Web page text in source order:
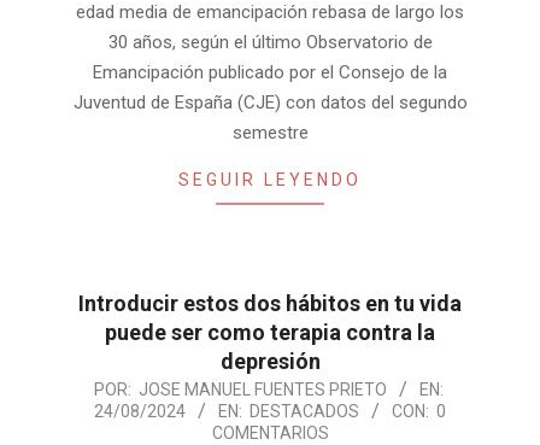
edad media de emancipación rebasa de largo los
30 años, según el último Observatorio de
Emancipación publicado por el Consejo de la
Juventud de España (CJE) con datos del segundo
semestre
SEGUIR LEYENDO
Introducir estos dos hábitos en tu vida
puede ser como terapia contra la
depresión
2024-
08-
POR: JOSE MANUEL FUENTES PRIETO
EN:
24/08/2024
EN: DESTACADOS CON: 0
COMENTARIOS